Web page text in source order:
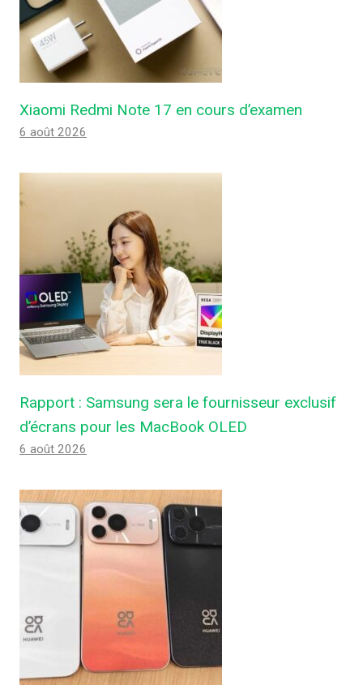
Xiaomi Redmi Note 17 en cours d’examen
6 août 2026
Rapport : Samsung sera le fournisseur exclusif
d’écrans pour les MacBook OLED
6 août 2026